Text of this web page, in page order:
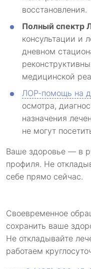
восстановления.
Полный спектр
консультации и
дневном
медицинской
ЛОР-помощь на
осмотра,
назначения
не могут
Ваше здоровье — в
профиля. Не
себе прямо сейчас.
Своевременное
сохранить ваше
Не откладывайте
работаем